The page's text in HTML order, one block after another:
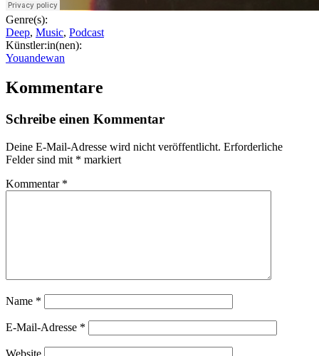
Genre(s):
Deep, Music, Podcast
Künstler:in(nen):
Youandewan
Kommentare
Schreibe einen Kommentar
Deine E-Mail-Adresse wird nicht veröffentlicht. Erforderliche
Felder sind mit * markiert
Kommentar *
Name *
E-Mail-Adresse *
Website